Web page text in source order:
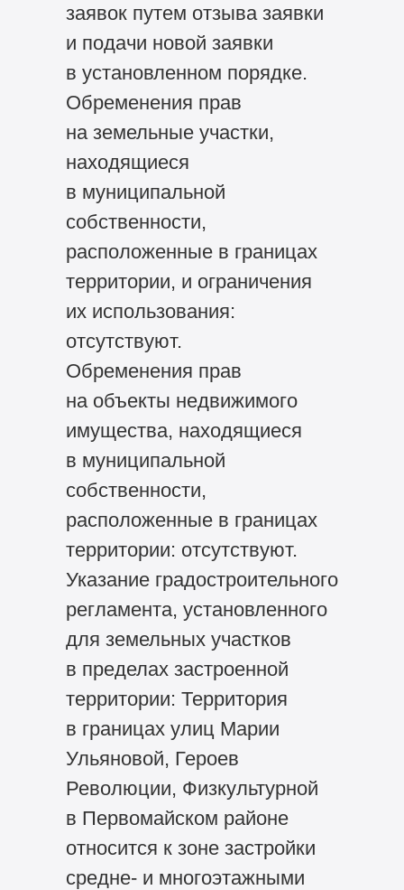
заявок путем отзыва заявки
и подачи новой заявки
в установленном порядке.
Обременения прав
на земельные участки,
находящиеся
в муниципальной
собственности,
расположенные в границах
территории, и ограничения
их использования:
отсутствуют.
Обременения прав
на объекты недвижимого
имущества, находящиеся
в муниципальной
собственности,
расположенные в границах
территории: отсутствуют.
Указание градостроительного
регламента, установленного
для земельных участков
в пределах застроенной
территории: Территория
в границах улиц Марии
Ульяновой, Героев
Революции, Физкультурной
в Первомайском районе
относится к зоне застройки
средне- и многоэтажными